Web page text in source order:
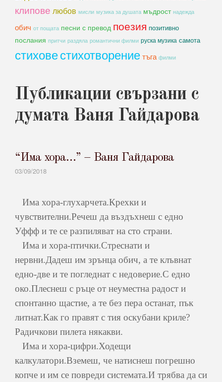
клипове любов мисли музика за душата мъдрост надежда
обич от пощата песни с превод поезия позитивно
послания притчи раздяла романтични филми руска музика самота
стиховестихотворениетъга филми
Публикации свързани с
думата Ваня Гайдарова
“Има хора…” – Ваня Гайдарова
03/09/2018
Има хора-глухарчета.Крехки и
чувствителни.Речеш да въздъхнеш с едно
Уффф и те се разпиляват на сто страни.
Има и хора-птички.Стреснати и
нервни.Дадеш им зрънца обич, а те клъвнат
едно-две и те погледнат с недоверие.С едно
око.Плеснеш с ръце от неуместна радост и
спонтанно щастие, а те без пера останат, пък
литнат.Как го правят с тия оскубани криле?
Радичкови пилета някакви.
Има и хора-цифри.Ходещи
калкулатори.Вземеш, че натиснеш погрешно
копче и им се повреди системата.И трябва да си